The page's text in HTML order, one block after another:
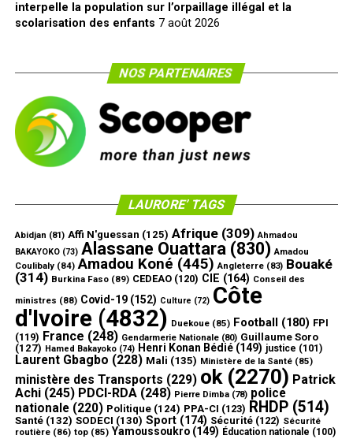
interpelle la population sur l’orpaillage illégal et la
scolarisation des enfants 7 août 2026
NOS PARTENAIRES
LAURORE’ TAGS
Abidjan (81) Affi N'guessan (125) Afrique(309) Ahmadou
BAKAYOKO(73) Alassane Ouattara(830) Amadou
Coulibaly(84) Amadou Koné (445) Angleterre(83) Bouaké
(314) Burkina Faso(89) CEDEAO(120) CIE (164) Conseil des
ministres (88) Covid-19(152) Culture (72) Côte
d'Ivoire(4832) Duekoue(85) Football (180) FPI
(119) France (248) Gendarmerie Nationale(80) Guillaume Soro
(127) Hamed Bakayoko(74) Henri Konan Bédié(149) justice (101)
Laurent Gbagbo (228) Mali (135) Ministère de la Santé(85)
ministère des Transports (229) ok(2270) Patrick
Achi(245) PDCI-RDA(248) Pierre Dimba(78) police
nationale(220) Politique(124) PPA-CI (123) RHDP(514)
Santé(132) SODECI (130) Sport(174) Sécurité(122) Sécurité
routière(86) top(85) Yamoussoukro(149) Éducation nationale (100)